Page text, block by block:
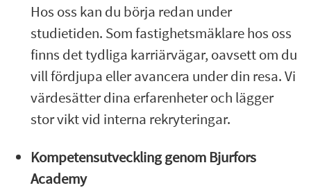
Hos oss kan du börja redan under
studietiden. Som fastighetsmäklare hos oss
finns det tydliga karriärvägar, oavsett om du
vill fördjupa eller avancera under din resa. Vi
värdesätter dina erfarenheter och lägger
stor vikt vid interna rekryteringar.
Kompetensutveckling genom Bjurfors
Academy